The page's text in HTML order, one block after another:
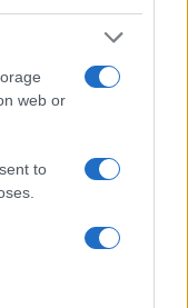
web or
to
50 /50
ισχύουν